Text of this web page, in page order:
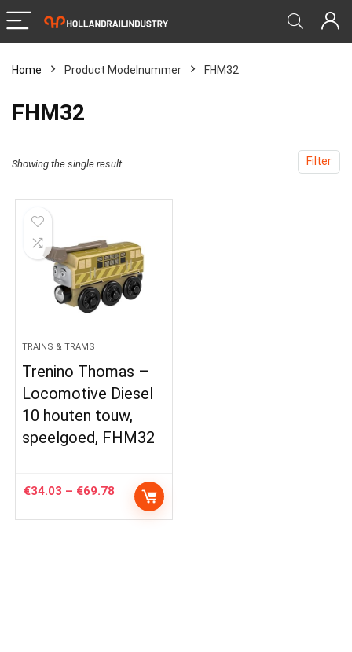
Home Product Modelnummer ‎FHM32
‎FHM32
Filter
Showing the single result
TRAINS & TRAMS
Trenino Thomas –
Locomotive Diesel
10 houten touw,
speelgoed, FHM32
€34.03 – €69.78 Price
range:
€34.03